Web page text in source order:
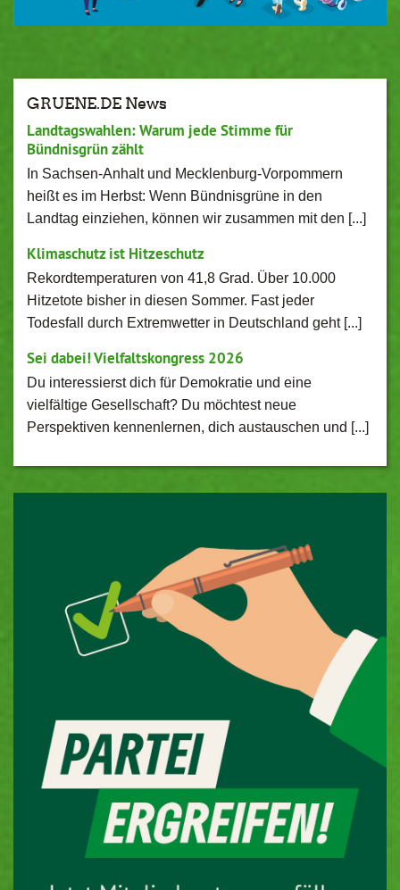
GRUENE.DE News
Landtagswahlen: Warum jede Stimme für
Bündnisgrün zählt
In Sachsen-Anhalt und Mecklenburg-Vorpommern
heißt es im Herbst: Wenn Bündnisgrüne in den
Landtag einziehen, können wir zusammen mit den [...]
Klimaschutz ist Hitzeschutz
Rekordtemperaturen von 41,8 Grad. Über 10.000
Hitzetote bisher in diesen Sommer. Fast jeder
Todesfall durch Extremwetter in Deutschland geht [...]
Sei dabei! Vielfaltskongress 2026
Du interessierst dich für Demokratie und eine
vielfältige Gesellschaft? Du möchtest neue
Perspektiven kennenlernen, dich austauschen und [...]